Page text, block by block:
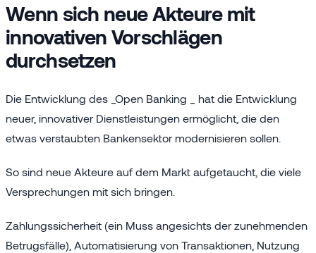
Wenn sich neue Akteure mit
innovativen Vorschlägen
durchsetzen
Die Entwicklung des _Open Banking _ hat die Entwicklung
neuer, innovativer Dienstleistungen ermöglicht, die den
etwas verstaubten Bankensektor modernisieren sollen.
So sind neue Akteure auf dem Markt aufgetaucht, die viele
Versprechungen mit sich bringen.
Zahlungssicherheit (ein Muss angesichts der zunehmenden
Betrugsfälle), Automatisierung von Transaktionen, Nutzung